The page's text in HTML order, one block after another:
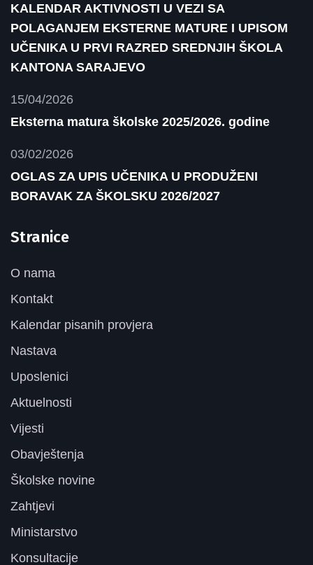
KALENDAR AKTIVNOSTI U VEZI SA
POLAGANJEM EKSTERNE MATURE I UPISOM
UČENIKA U PRVI RAZRED SREDNJIH ŠKOLA
KANTONA SARAJEVO
15/04/2026
Eksterna matura školske 2025/2026. godine
03/02/2026
OGLAS ZA UPIS UČENIKA U PRODUŽENI
BORAVAK ZA ŠKOLSKU 2026/2027
Stranice
O nama
Kontakt
Kalendar pisanih provjera
Nastava
Uposlenici
Aktuelnosti
Vijesti
Obavještenja
Školske novine
Zahtjevi
Ministarstvo
Konsultacije